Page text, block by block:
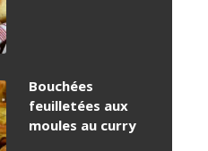
Bouchées
feuilletées aux
moules au curry